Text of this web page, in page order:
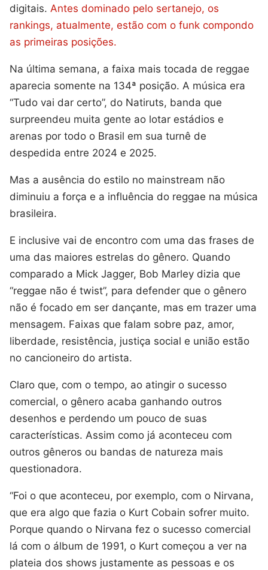
digitais. Antes dominado pelo sertanejo, os
rankings, atualmente, estão com o funk compondo
as primeiras posições.
Na última semana, a faixa mais tocada de reggae
aparecia somente na 134ª posição. A música era
“Tudo vai dar certo”, do Natiruts, banda que
surpreendeu muita gente ao lotar estádios e
arenas por todo o Brasil em sua turnê de
despedida entre 2024 e 2025.
Mas a ausência do estilo no mainstream não
diminuiu a força e a influência do reggae na música
brasileira.
E inclusive vai de encontro com uma das frases de
uma das maiores estrelas do gênero. Quando
comparado a Mick Jagger, Bob Marley dizia que
“reggae não é twist”, para defender que o gênero
não é focado em ser dançante, mas em trazer uma
mensagem. Faixas que falam sobre paz, amor,
liberdade, resistência, justiça social e união estão
no cancioneiro do artista.
Claro que, com o tempo, ao atingir o sucesso
comercial, o gênero acaba ganhando outros
desenhos e perdendo um pouco de suas
características. Assim como já aconteceu com
outros gêneros ou bandas de natureza mais
questionadora.
“Foi o que aconteceu, por exemplo, com o Nirvana,
que era algo que fazia o Kurt Cobain sofrer muito.
Porque quando o Nirvana fez o sucesso comercial
lá com o álbum de 1991, o Kurt começou a ver na
plateia dos shows justamente as pessoas e os